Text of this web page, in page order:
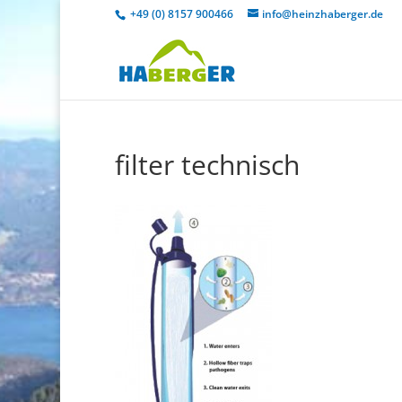
+49 (0) 8157 900466 info@heinzhaberger.de
filter technisch